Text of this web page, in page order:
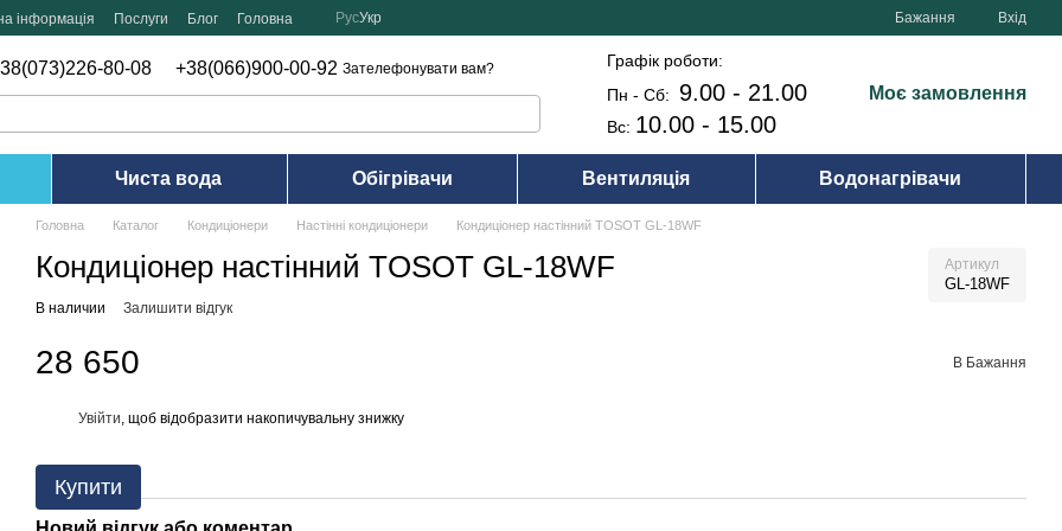
інформація Послуги Блог Головна РусУкр Бажання Вхід
80-08 +38(066)900-00-92 Зателефонувати вам?
Графік роботи:
Пн - Сб: 9.00 - 21.00
Вс: 10.00 - 15.00
Моє замовлення
Чиста вода Обігрівачи Вентиляція Водонагрівачи
Головна Каталог Кондиціонери Настінні кондиціонери Кондиціонер настінний TOSOT GL-18WF
Кондиціонер настінний TOSOT GL-18WF Артикул
GL-18WF
В наличии Залишити відгук
28 650 В Бажання
Увійти , щоб відобразити накопичувальну знижку
Купити